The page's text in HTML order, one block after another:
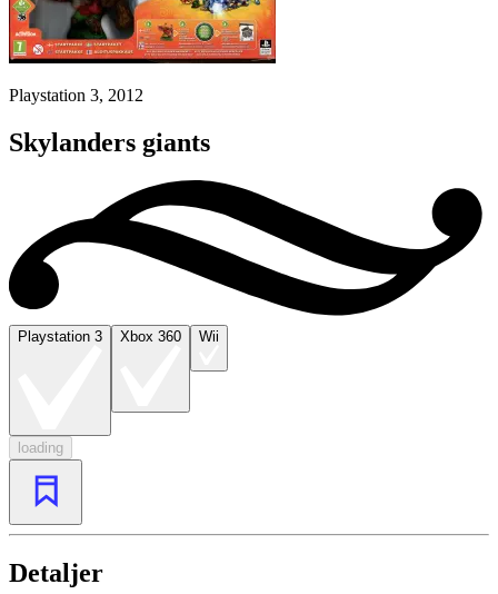
Playstation 3, 2012
Skylanders giants
Playstation 3 Xbox 360 Wii
loading
Detaljer